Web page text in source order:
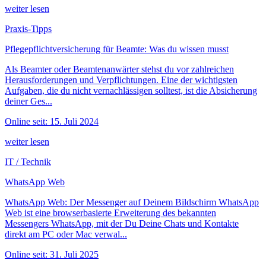
weiter lesen
Praxis-Tipps
Pflegepflichtversicherung für Beamte: Was du wissen musst
Als Beamter oder Beamtenanwärter stehst du vor zahlreichen
Herausforderungen und Verpflichtungen. Eine der wichtigsten
Aufgaben, die du nicht vernachlässigen solltest, ist die Absicherung
deiner Ges...
Online seit: 15. Juli 2024
weiter lesen
IT / Technik
WhatsApp Web
WhatsApp Web: Der Messenger auf Deinem Bildschirm WhatsApp
Web ist eine browserbasierte Erweiterung des bekannten
Messengers WhatsApp, mit der Du Deine Chats und Kontakte
direkt am PC oder Mac verwal...
Online seit: 31. Juli 2025